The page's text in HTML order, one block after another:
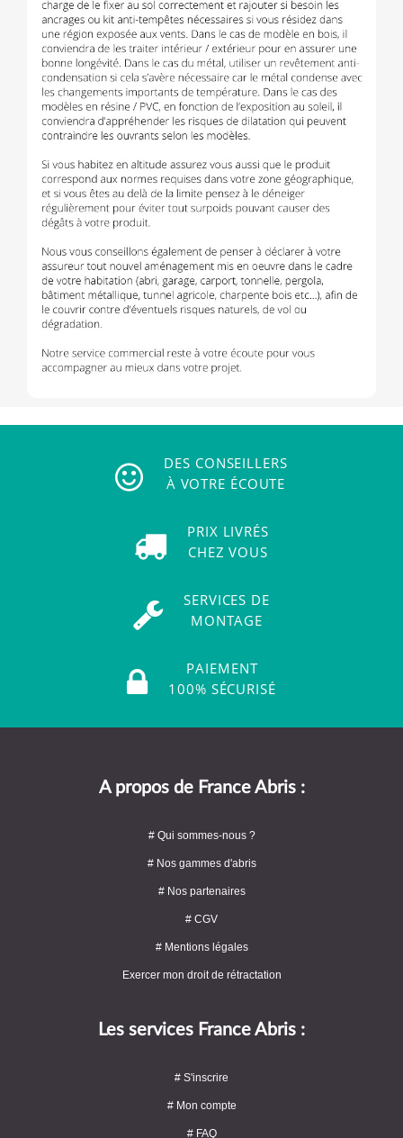
DES CONSEILLERS
À VOTRE ÉCOUTE
PRIX LIVRÉS
CHEZ VOUS
SERVICES DE
MONTAGE
PAIEMENT
100% SÉCURISÉ
A propos de France Abris :
# Qui sommes-nous ?
# Nos gammes d'abris
# Nos partenaires
# CGV
# Mentions légales
Exercer mon droit de rétractation
Les services France Abris :
# S'inscrire
# Mon compte
# FAQ